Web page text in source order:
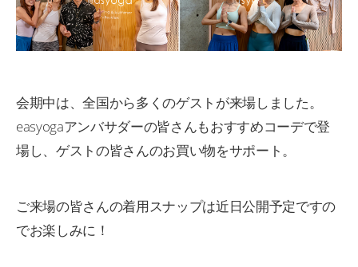
会期中は、全国から多くのゲストが来場しました。
easyogaアンバサダーの皆さんもおすすめコーデで登
場し、ゲストの皆さんのお買い物をサポート。
ご来場の皆さんの着用スナップは近日公開予定ですの
でお楽しみに！